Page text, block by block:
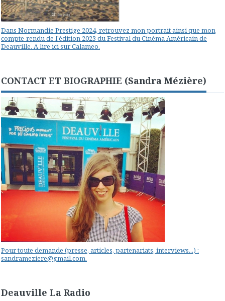
Dans Normandie Prestige 2024, retrouvez mon portrait ainsi que mon
compte-rendu de l'édition 2023 du Festival du Cinéma Américain de
Deauville. A lire ici sur Calameo.
CONTACT ET BIOGRAPHIE (Sandra Mézière)
Pour toute demande (presse, articles, partenariats, interviews...) :
sandrameziere@gmail.com.
Deauville La Radio